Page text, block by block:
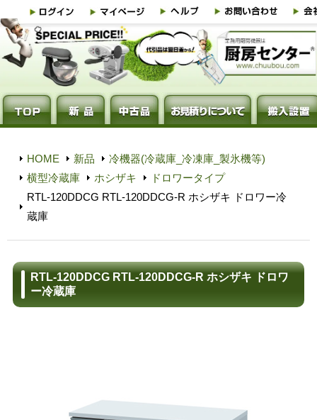
HOME 新品
冷機器(冷蔵庫_冷凍庫_製氷機等)
横型冷蔵庫
ホシザキ
ドロワータイプ
RTL-120DDCG RTL-120DDCG-R ホシザキ ドロワー冷
蔵庫
RTL-120DDCG RTL-120DDCG-R ホシザキ ドロワ
ー冷蔵庫